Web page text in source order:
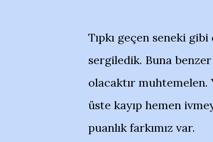
Tıpkı geçen seneki
sergiledik. Buna
olacaktır
üste kayıp hemen
puanlık farkımız var.